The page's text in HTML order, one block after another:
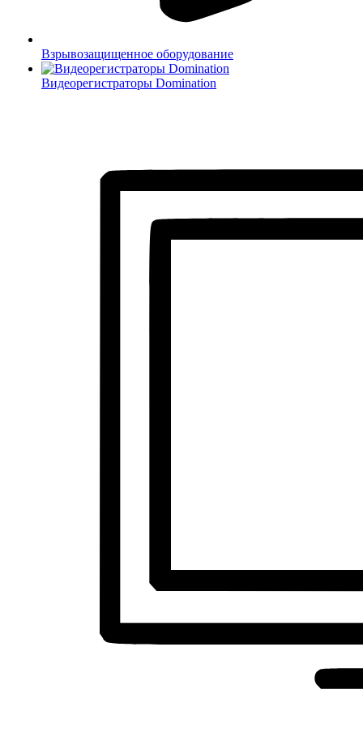
Взрывозащищенное оборудование
Видеорегистраторы Domination